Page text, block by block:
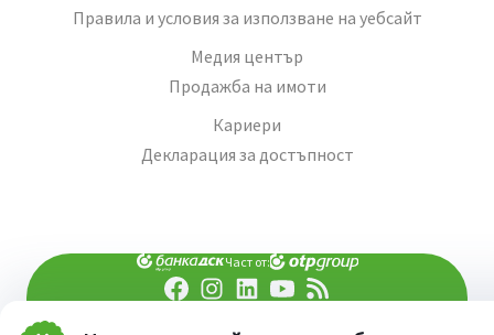
Правила и условия за използване на уебсайт
Медия център
Продажба на имоти
Кариери
Декларация за достъпност
Част от:
При въпроси - попитай AI асистента ни